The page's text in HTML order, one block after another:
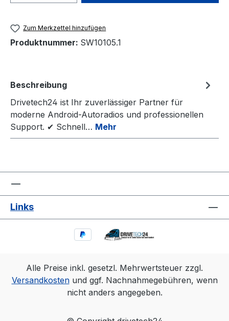
Zum Merkzettel hinzufügen
Produktnummer: SW10105.1
Beschreibung
Drivetech24 ist Ihr zuverlässiger Partner für
moderne Android-Autoradios und professionellen
Support. ✔ Schnell… Mehr
Links
Alle Preise inkl. gesetzl. Mehrwertsteuer zzgl.
Versandkostenund ggf. Nachnahmegebühren, wenn
nicht anders angegeben.